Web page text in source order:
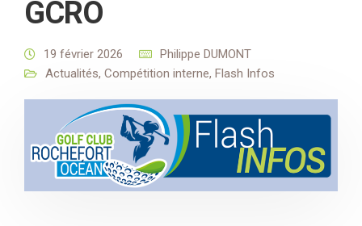
GCRO
19 février 2026
Philippe DUMONT
Actualités, Compétition interne, Flash Infos